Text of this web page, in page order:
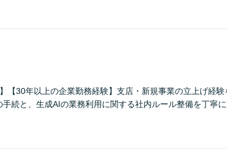
【30年以上の企業勤務経験】支店・新規事業の立上げ経験
続と、生成AIの業務利用に関する社内ルール整備を丁寧